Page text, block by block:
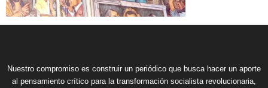
Nuestro compromiso es construir un periódico que busca hacer un aporte
al pensamiento crítico para la transformación socialista revolucionaria,